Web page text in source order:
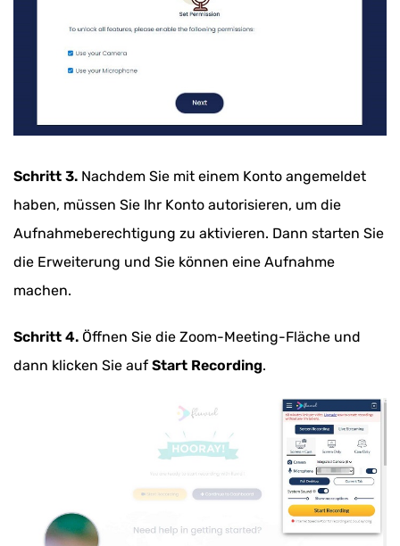
Schritt 3. Nachdem Sie mit einem Konto angemeldet
haben, müssen Sie Ihr Konto autorisieren, um die
Aufnahmeberechtigung zu aktivieren. Dann starten Sie
die Erweiterung und Sie können eine Aufnahme
machen.
Schritt 4. Öffnen Sie die Zoom-Meeting-Fläche und
dann klicken Sie auf Start Recording.